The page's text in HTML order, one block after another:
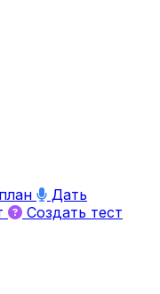
Дать
Создать тест